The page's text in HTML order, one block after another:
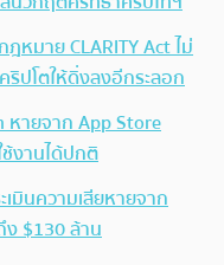
หมาย CLARITY Act ไม่
ปโตให้ดิ่งลงอีกระลอก
หายจาก App Store
งานได้ปกติ
เมินความเสียหายจาก
$130 ล้าน